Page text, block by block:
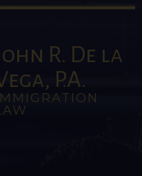
R. De la
P.A.